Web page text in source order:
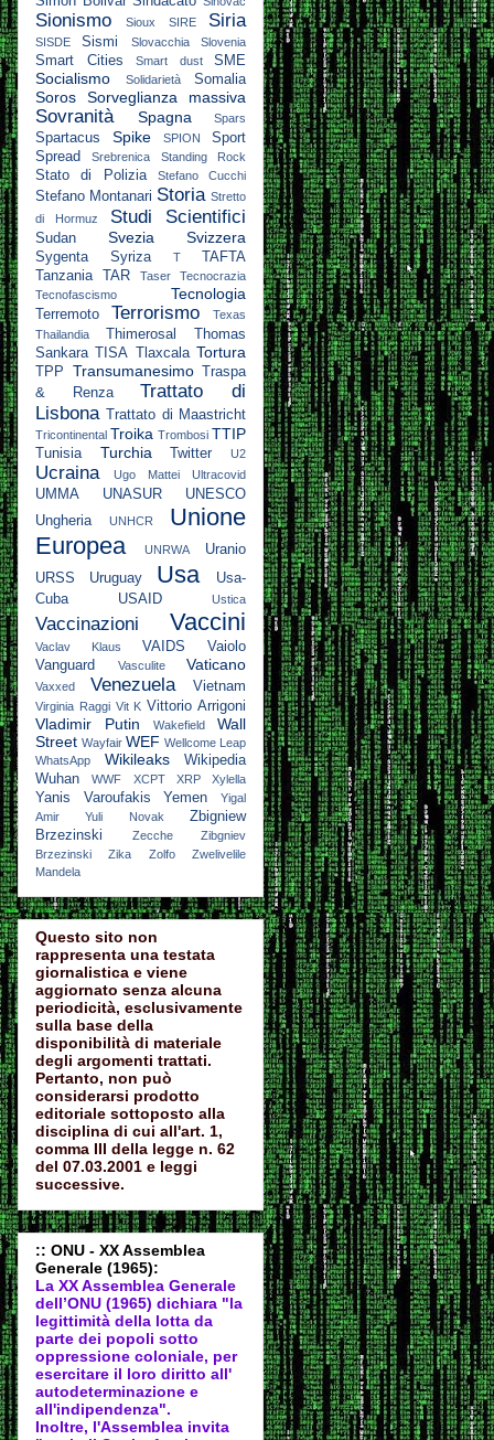
Sionismo Sioux SIRE Siria
SISDE Sismi Slovacchia Slovenia
Smart Cities Smart dust SME
Socialismo Solidarietà Somalia
Soros Sorveglianza massiva
Sovranità Spagna Spars
Spartacus Spike SPION
Sport
Spread
Srebrenica Standing Rock
Stato di Polizia Stefano Cucchi
Stefano Montanari Storia Stretto
di Hormuz
Studi Scientifici
Sudan Svezia Svizzera
Sygenta Syriza T
TAFTA
Tanzania
TAR Taser
Tecnocrazia
Tecnofascismo
Tecnologia
Terremoto Terrorismo
Texas
Thailandia
Thimerosal
Thomas
Sankara TISA Tlaxcala Tortura
TPP Transumanesimo Traspa
& Renza
Trattato di
Lisbona Trattato di Maastricht
Tricontinental Troika Trombosi TTIP
Tunisia Turchia Twitter U2
Ucraina Ugo Mattei Ultracovid
UMMA UNASUR
UNESCO
Ungheria
UNHCR
Unione
Europea
UNRWA
Uranio
URSS
Uruguay Usa
Usa-
Cuba
USAID Ustica
Vaccinazioni Vaccini
Vaclav Klaus VAIDS
Vaiolo
Vanguard
Vasculite Vaticano
Vaxxed Venezuela Vietnam
Virginia Raggi Vit K Vittorio Arrigoni
Vladimir Putin Wakefield
Wall
Street Wayfair WEF Wellcome Leap
WhatsApp
Wikileaks
Wikipedia
Wuhan
WWF XCPT XRP Xylella
Yanis Varoufakis Yemen
Yigal
Amir
Yuli Novak
Zbigniew
Brzezinski
Zecche
Zibgniev
Brzezinski
Zika Zolfo
Zwelivelile
Mandela
Questo sito non
rappresenta una testata
giornalistica e viene
aggiornato senza alcuna
periodicità, esclusivamente
sulla base della
disponibilità di materiale
degli argomenti trattati.
Pertanto, non può
considerarsi prodotto
editoriale sottoposto alla
disciplina di cui all'art. 1,
comma III della legge n. 62
del 07.03.2001 e leggi
successive.
:: ONU - XX Assemblea
Generale (1965):
La XX Assemblea Generale
dell’ONU (1965) dichiara "la
legittimità della lotta da
parte dei popoli sotto
oppressione coloniale, per
esercitare il loro diritto all'
autodeterminazione e
all'indipendenza".
Inoltre, l'Assemblea invita